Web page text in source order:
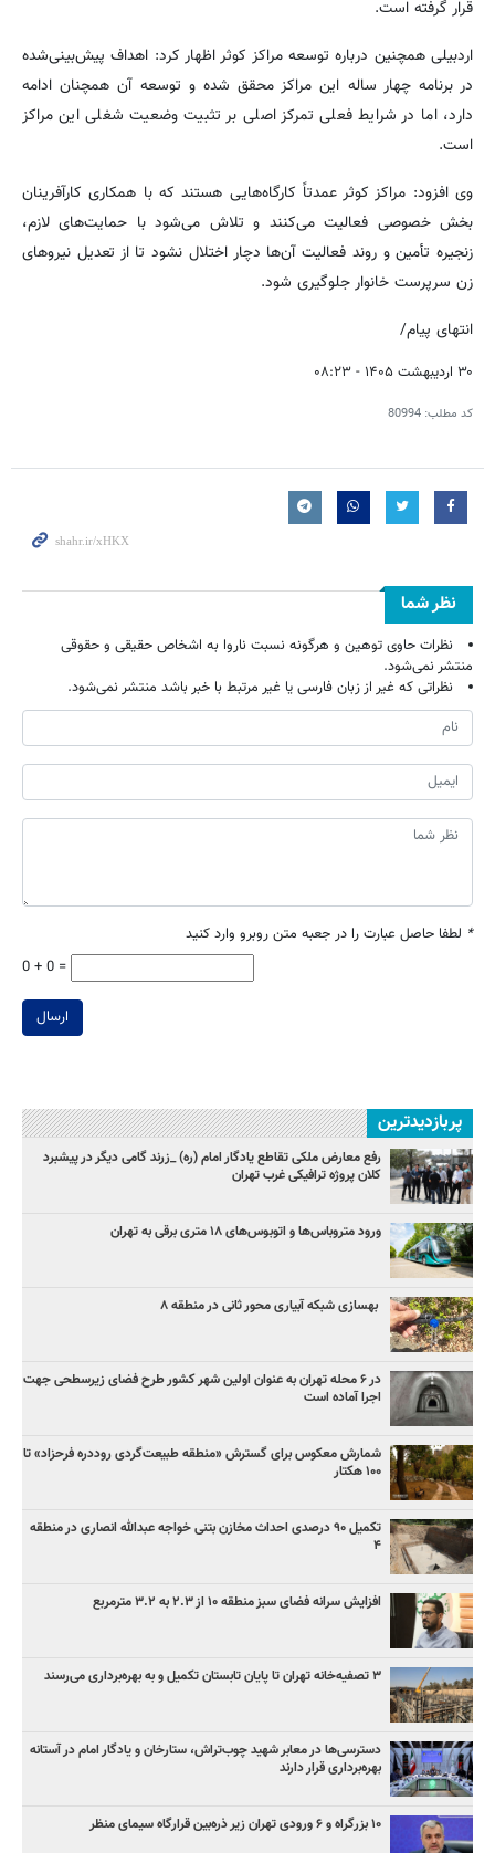
قرار گرفته است.
اردبیلی همچنین درباره توسعه مراکز کوثر اظهار کرد: اهداف پیش‌بینی‌شده
در برنامه چهار ساله این مراکز محقق شده و توسعه آن همچنان ادامه
دارد، اما در شرایط فعلی تمرکز اصلی بر تثبیت وضعیت شغلی این مراکز
است.
وی افزود: مراکز کوثر عمدتاً کارگاه‌هایی هستند که با همکاری کارآفرینان
بخش خصوصی فعالیت می‌کنند و تلاش می‌شود با حمایت‌های لازم،
زنجیره تأمین و روند فعالیت آن‌ها دچار اختلال نشود تا از تعدیل نیروهای
زن سرپرست خانوار جلوگیری شود.
انتهای پیام/
۳۰ اردیبهشت ۱۴۰۵ - ۰۸:۲۳
کد مطلب: 80994
نظر شما
نظرات حاوی توهین و هرگونه نسبت ناروا به اشخاص حقیقی و حقوقی
منتشر نمی‌شود.
نظراتی که غیر از زبان فارسی یا غیر مرتبط با خبر باشد منتشر نمی‌شود.
* لطفا حاصل عبارت را در جعبه متن روبرو وارد کنید
0 + 0 =
ارسال
پربازدیدترین
رفع معارض ملکی تقاطع یادگار امام (ره) _زرند گامی دیگر در پیشبرد
کلان پروژه‌ ترافیکی غرب تهران
ورود متروباس‌ها و اتوبوس‌های ۱۸ متری برقی به تهران
بهسازی شبکه آبیاری محور ثانی در منطقه ۸
در ۶ محله تهران به عنوان اولین شهر کشور طرح فضای زیرسطحی جهت
اجرا آماده است
شمارش معکوس برای گسترش «منطقه طبیعت‌گردی روددره فرحزاد» تا
۱۰۰ هکتار
تکمیل ۹۰ درصدی احداث مخازن بتنی خواجه عبدالله انصاری در منطقه
۴
افزایش سرانه فضای سبز منطقه ۱۰ از ۲.۳ به ۳.۲ مترمربع
۳ ﺗﺼﻔﻴﻪ‌ﺧﺎﻧﻪ‌ تهران تا پایان تابستان تکمیل و به بهره‌برداری می‌رسند
دسترسی‌ها در معابر شهید چوب‌تراش، ستارخان و یادگار امام در آستانه
بهره‌برداری قرار دارند
۱۰ بزرگراه و ۶ ورودی تهران زیر ذره‌بین قرارگاه سیمای منظر